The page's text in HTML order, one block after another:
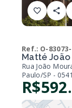
Ref.: O-
Matté
Rua João
Paulo/SP -